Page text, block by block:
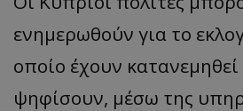
ενημερωθούν για το
οποίο έχουν κατανεμηθεί
ψηφίσουν, μέσω της